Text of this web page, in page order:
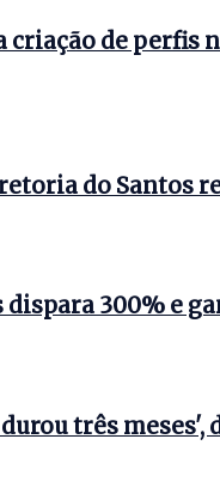
de perfis
do Santos
300% e
três